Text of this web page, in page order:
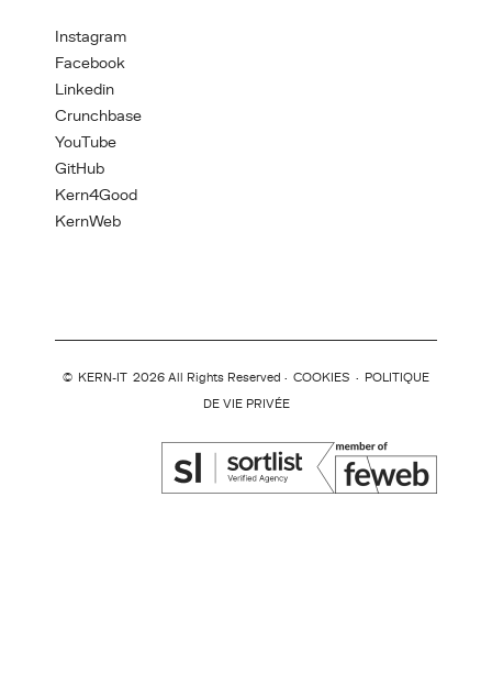
Instagram
Facebook
Linkedin
Crunchbase
YouTube
GitHub
Kern4Good
KernWeb
© KERN-IT 2026 All Rights Reserved · COOKIES · POLITIQUE
DE VIE PRIVÉE